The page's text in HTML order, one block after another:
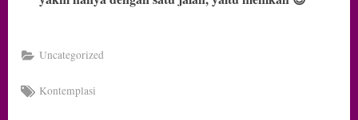
Uncategorized
Tags:
Kontemplasi